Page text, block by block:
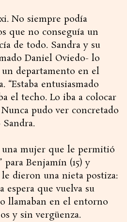
No siempre podía
que no conseguía un
de todo. Sandra y su
Daniel Oviedo- lo
departamento en el
“Estaba entusiasmado
el techo. Lo iba a colocar
pudo ver concretado
Sandra.
mujer que le permitió
para Benjamín (15) y
le dieron una nieta postiza:
espera que vuelva su
llamaban en el entorno
y sin vergüenza.